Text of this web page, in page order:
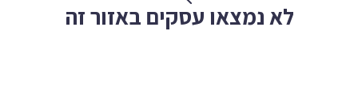
לא נמצאו עסקים באזור זה